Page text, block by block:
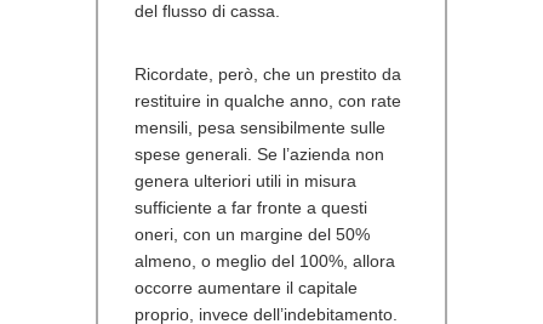
del flusso di cassa.
Ricordate, però, che un prestito da
restituire in qualche anno, con rate
mensili, pesa sensibilmente sulle
spese generali. Se l’azienda non
genera ulteriori utili in misura
sufficiente a far fronte a questi
oneri, con un margine del 50%
almeno, o meglio del 100%, allora
occorre aumentare il capitale
proprio, invece dell’indebitamento.